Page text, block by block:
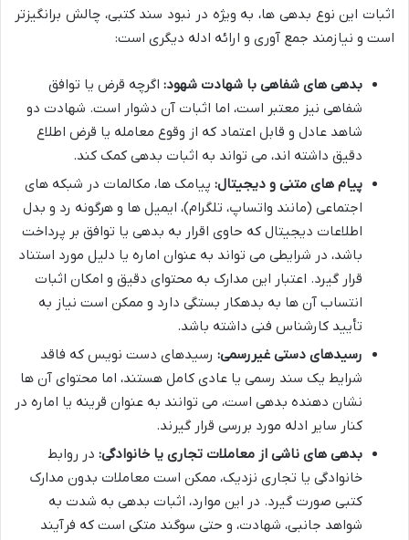
اثبات این نوع بدهی ها، به ویژه در نبود سند کتبی، چالش برانگیزتر
است و نیازمند جمع آوری و ارائه ادله دیگری است:
بدهی های شفاهی با شهادت شهود: اگرچه قرض یا توافق
شفاهی نیز معتبر است، اما اثبات آن دشوار است. شهادت دو
شاهد عادل و قابل اعتماد که از وقوع معامله یا قرض اطلاع
دقیق داشته اند، می تواند به اثبات بدهی کمک کند.
پیام های متنی و دیجیتال: پیامک ها، مکالمات در شبکه های
اجتماعی (مانند واتساپ، تلگرام)، ایمیل ها و هرگونه رد و بدل
اطلاعات دیجیتال که حاوی اقرار به بدهی یا توافق بر پرداخت
باشد، در شرایطی می تواند به عنوان اماره یا دلیل مورد استناد
قرار گیرد. اعتبار این مدارک به محتوای دقیق و امکان اثبات
انتساب آن ها به بدهکار بستگی دارد و ممکن است نیاز به
تأیید کارشناس فنی داشته باشد.
رسیدهای دستی غیررسمی: رسیدهای دست نویس که فاقد
شرایط یک سند رسمی یا عادی کامل هستند، اما محتوای آن ها
نشان دهنده بدهی است، می توانند به عنوان قرینه یا اماره در
کنار سایر ادله مورد بررسی قرار گیرند.
بدهی های ناشی از معاملات تجاری یا خانوادگی: در روابط
خانوادگی یا تجاری نزدیک، ممکن است معاملات بدون مدارک
کتبی صورت گیرد. در این موارد، اثبات بدهی به شدت به
شواهد جانبی، شهادت، و حتی سوگند متکی است که فرآیند